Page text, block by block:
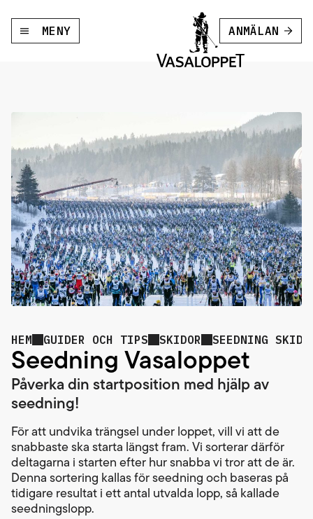
MENY ANMÄLAN
HEM GUIDER OCH TIPS SKIDOR SEEDNING
Seedning Vasaloppet
Påverka din startposition med hjälp av
seedning!
För att undvika trängsel under loppet, vill vi att de
snabbaste ska starta längst fram. Vi sorterar därför
deltagarna i starten efter hur snabba vi tror att de är.
Denna sortering kallas för seedning och baseras på
tidigare resultat i ett antal utvalda lopp, så kallade
seedningslopp.